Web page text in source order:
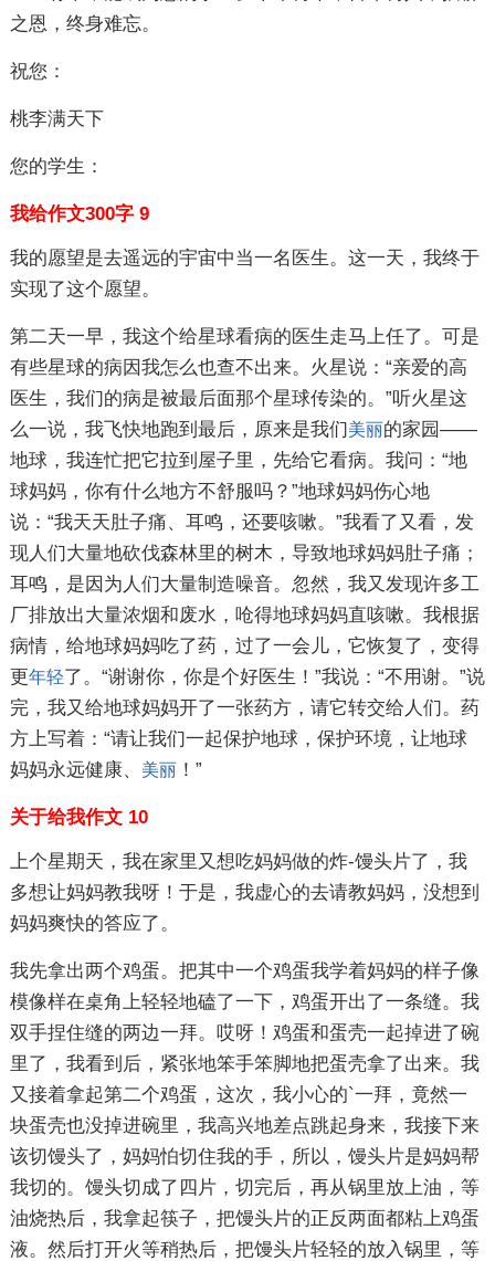
之恩，终身难忘。
祝您：
桃李满天下
您的学生：
我给作文300字 9
我的愿望是去遥远的宇宙中当一名医生。这一天，我终于
实现了这个愿望。
第二天一早，我这个给星球看病的医生走马上任了。可是
有些星球的病因我怎么也查不出来。火星说：“亲爱的高
医生，我们的病是被最后面那个星球传染的。”听火星这
么一说，我飞快地跑到最后，原来是我们美丽的家园——
地球，我连忙把它拉到屋子里，先给它看病。我问：“地
球妈妈，你有什么地方不舒服吗？”地球妈妈伤心地
说：“我天天肚子痛、耳鸣，还要咳嗽。”我看了又看，发
现人们大量地砍伐森林里的树木，导致地球妈妈肚子痛；
耳鸣，是因为人们大量制造噪音。忽然，我又发现许多工
厂排放出大量浓烟和废水，呛得地球妈妈直咳嗽。我根据
病情，给地球妈妈吃了药，过了一会儿，它恢复了，变得
更年轻了。“谢谢你，你是个好医生！”我说：“不用谢。”说
完，我又给地球妈妈开了一张药方，请它转交给人们。药
方上写着：“请让我们一起保护地球，保护环境，让地球
妈妈永远健康、
美丽！”
关于给我作文 10
上个星期天，我在家里又想吃妈妈做的炸-馒头片了，我
多想让妈妈教我呀！于是，我虚心的去请教妈妈，没想到
妈妈爽快的答应了。
我先拿出两个鸡蛋。把其中一个鸡蛋我学着妈妈的样子像
模像样在桌角上轻轻地磕了一下，鸡蛋开出了一条缝。我
双手捏住缝的两边一拜。哎呀！鸡蛋和蛋壳一起掉进了碗
里了，我看到后，紧张地笨手笨脚地把蛋壳拿了出来。我
又接着拿起第二个鸡蛋，这次，我小心的`一拜，竟然一
块蛋壳也没掉进碗里，我高兴地差点跳起身来，我接下来
该切馒头了，妈妈怕切住我的手，所以，馒头片是妈妈帮
我切的。馒头切成了四片，切完后，再从锅里放上油，等
油烧热后，我拿起筷子，把馒头片的正反两面都粘上鸡蛋
液。然后打开火等稍热后，把馒头片轻轻的放入锅里，等